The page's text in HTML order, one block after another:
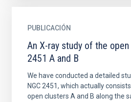
PUBLICACIÓN
An X-ray study of the
2451 A and B
We have conducted a detailed
NGC 2451, which actually
open clusters A and B along the